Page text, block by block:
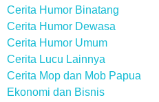
Cerita Humor Binatang
Cerita Humor Dewasa
Cerita Humor Umum
Cerita Lucu Lainnya
Cerita Mop dan Mob Papua
Ekonomi dan Bisnis